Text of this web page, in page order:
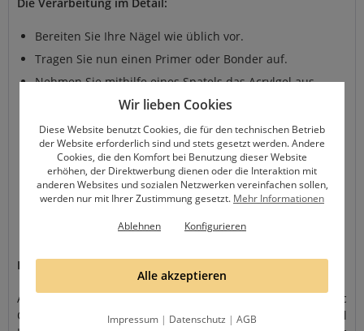
Die Verarbeitung im Detail:
Bereiten Sie Ihre Nägel wie üblich vor.
Tragen Sie nun einen Primer oder Bonder auf.
Nehmen Sie mithilfe eines Spatels das Acrylgel aus
dem Tiegel und platzieren es auf Ihrem Nagel.
Cleaner anfeuchten und können dann das Multi-X auf
Ihrem Nagel in die gewünschte Form modellieren.
Nach dem Aushärten unter Ihrer UV- oder LED-Lampe
können Sie die Modellage, wenn nötig, noch etwas in
Zum Schluss versiegeln Sie Ihre Modellage.
Inhaltsstoffe:
Aliphatic Urethane Acrylate, Acrylic
Copolymer, PETIA/PETTA, Benzoyl
Wir lieben Cookies
Diese Website benutzt Cookies, die für den technischen Betrieb
der Website erforderlich sind und stets gesetzt werden. Andere
Cookies, die den Komfort bei Benutzung dieser Website
erhöhen, der Direktwerbung dienen oder die Interaktion mit
anderen Websites und sozialen Netzwerken vereinfachen sollen,
werden nur mit Ihrer Zustimmung gesetzt. Mehr Informationen
Ablehnen
Konfigurieren
Alle akzeptieren
Impressum | Datenschutz | AGB